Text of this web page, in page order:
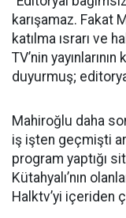
karışamaz. Fakat
katılma ısrarı ve
TV’nin
duyurmuş;
Mahiroğlu daha
iş işten geçmişti
program yaptığı
Kütahyalı’nın
Halktv’yi içeriden